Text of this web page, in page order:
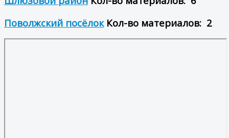
Поволжский посёлок Кол-во материалов: 2